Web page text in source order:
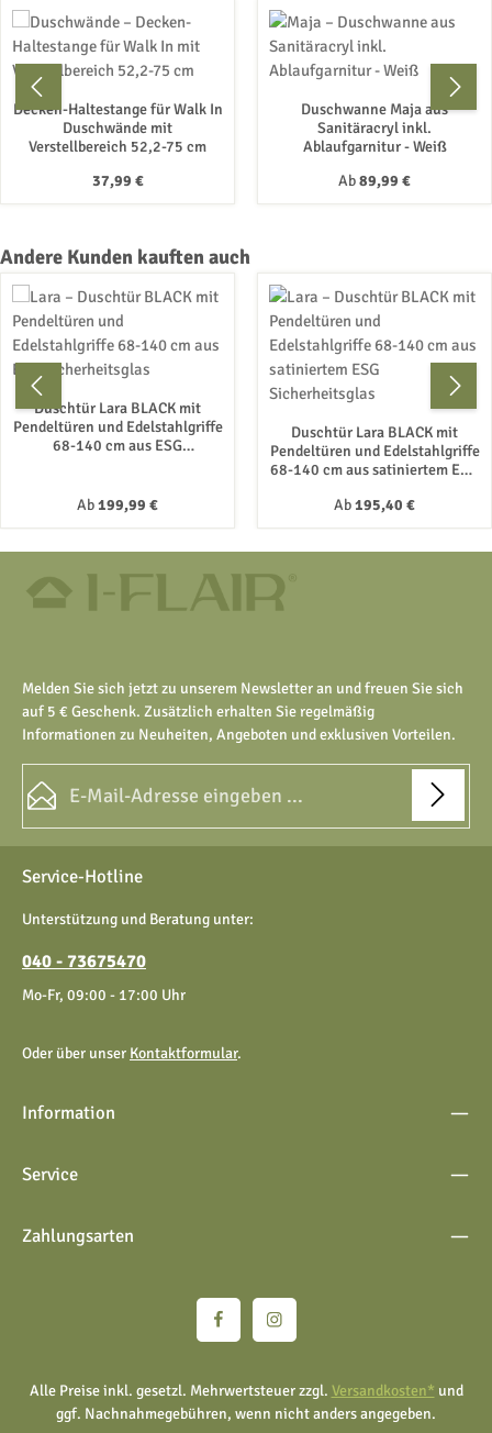
Decken-Haltestange für Walk In
Duschwände mit
Verstellbereich 52,2-75 cm
Regulärer Preis:
37,99 €
Duschwanne Maja aus
Sanitäracryl inkl.
Ablaufgarnitur - Weiß
Regulärer Preis:
Ab89,99 €
Produktgalerie überspringen
Andere Kunden kauften auch
Duschtür Lara BLACK mit
Pendeltüren und Edelstahlgriffe
68-140 cm aus ESG
Regulärer Preis:
Ab199,99 €
Duschtür Lara BLACK mit
Pendeltüren und Edelstahlgriffe
68-140 cm aus satiniertem ESG
Regulärer Preis:
Ab195,40 €
Melden Sie sich jetzt zu unserem Newsletter an und freuen Sie sich
auf 5 € Geschenk. Zusätzlich erhalten Sie regelmäßig
Informationen zu Neuheiten, Angeboten und exklusiven Vorteilen.
Datenschutz
Ich habe dieDatenschutzbestimmungen
genommen und dieAGBgelesen und bin mit ihnen
Die mit einem Stern (*) markierten Felder sind Pflichtfelder.
Service-Hotline
Unterstützung und Beratung unter:
040 - 73675470
Mo-Fr, 09:00 - 17:00 Uhr
Oder über unser Kontaktformular.
Information
Service
Zahlungsarten
Alle Preise inkl. gesetzl. Mehrwertsteuer zzgl. Versandkosten* und
ggf. Nachnahmegebühren, wenn nicht anders angegeben.